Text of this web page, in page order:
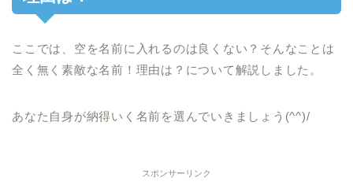
ここでは、空を名前に入れるのは良くない？そんなことは
全く無く素敵な名前！理由は？について解説しました。
あなた自身が納得いく名前を選んでいきましょう(^^)/
スポンサーリンク